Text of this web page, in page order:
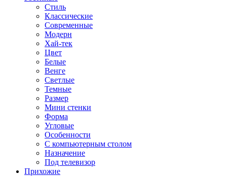
Стиль
Классические
Современные
Модерн
Хай-тек
Цвет
Белые
Венге
Светлые
Темные
Размер
Мини стенки
Форма
Угловые
Особенности
С компьютерным столом
Назначение
Под телевизор
Прихожие